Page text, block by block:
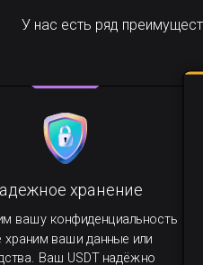
У нас есть ряд
хранение
вашу конфиденциальность
храним ваши данные или
Ваш USDT надёжно